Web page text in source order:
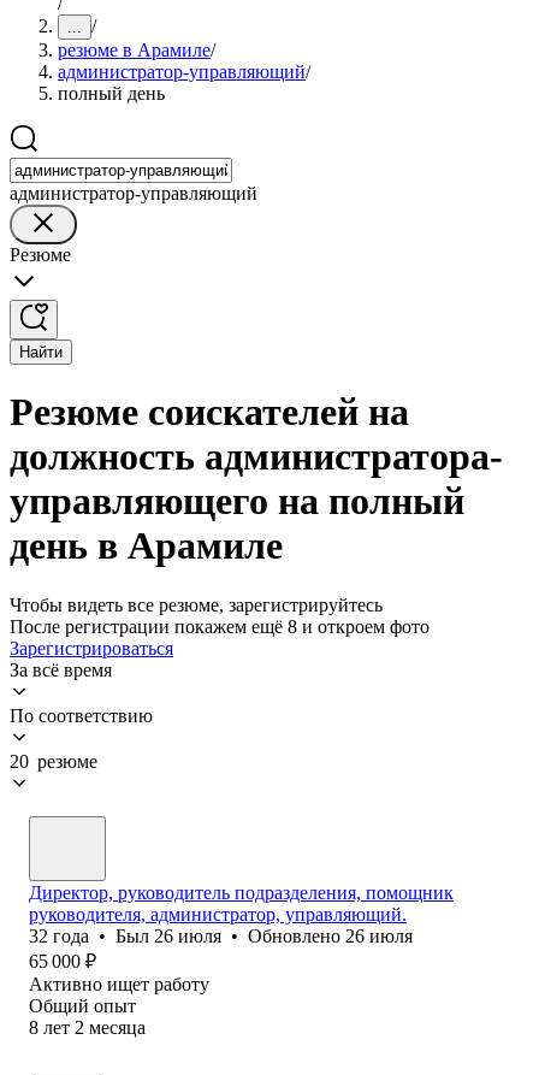
... /
резюме в Арамиле/
администратор-управляющий/
полный день
администратор-управляющий
Резюме
Найти
Резюме соискателей на
должность администратора-
управляющего на полный
день в Арамиле
Чтобы видеть все резюме, зарегистрируйтесь
После регистрации покажем ещё 8 и откроем фото
Зарегистрироваться
За всё время
По соответствию
20 резюме
Директор, руководитель подразделения, помощник
руководителя, администратор, управляющий.
32 года • Был 26 июля • Обновлено 26 июля
65 000 ₽
Активно ищет работу
Общий опыт
8 лет 2 месяца